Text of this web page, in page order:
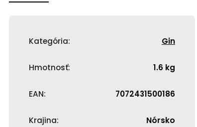
Kategória: Gin
Hmotnosť: 1.6 kg
EAN: 7072431500186
Krajina: Nórsko